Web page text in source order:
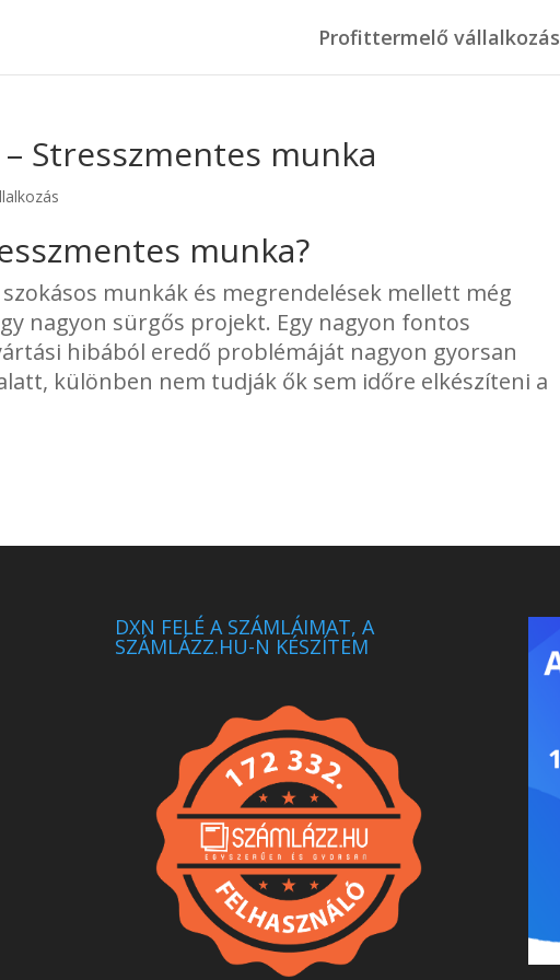
Profittermelő vállalkozás
Stresszmentes munka
munka?
munkák és megrendelések mellett még
nagyon sürgős projekt. Egy nagyon fontos
hibából eredő problémáját nagyon gyorsan
különben nem tudják ők sem időre elkészíteni a
DXN FELÉ A SZÁMLÁIMAT, A
SZÁMLÁZZ.HU-N KÉSZÍTEM